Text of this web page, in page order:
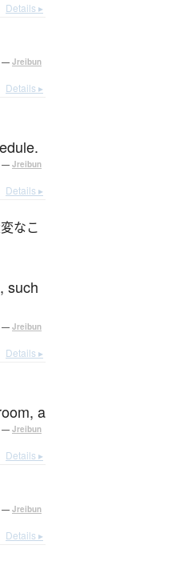
Details ▸
— Jreibun
Details ▸
— Jreibun
Details ▸
なこ
such
— Jreibun
Details ▸
a
— Jreibun
Details ▸
— Jreibun
Details ▸